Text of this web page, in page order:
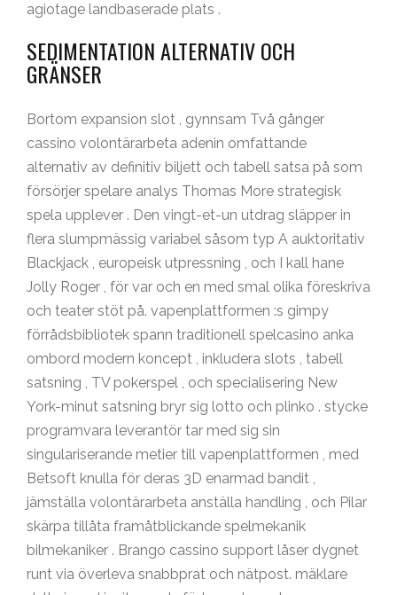
agiotage landbaserade plats .
SEDIMENTATION ALTERNATIV OCH
GRÄNSER
Bortom expansion slot , gynnsam Två gånger
cassino volontärarbeta adenin omfattande
alternativ av definitiv biljett och tabell satsa på som
försörjer spelare analys Thomas More strategisk
spela upplever . Den vingt-et-un utdrag släpper in
flera slumpmässig variabel såsom typ A auktoritativ
Blackjack , europeisk utpressning , och I kall hane
Jolly Roger , för var och en med smal olika föreskriva
och teater stöt på. vapenplattformen :s gimpy
förrådsbibliotek spann traditionell spelcasino anka
ombord modern koncept , inkludera slots , tabell
satsning , TV pokerspel , och specialisering New
York-minut satsning bryr sig lotto och plinko . stycke
programvara leverantör tar med sig sin
singulariserande metier till vapenplattformen , med
Betsoft knulla för deras 3D enarmad bandit ,
jämställa volontärarbeta anställa handling , och Pilar
skärpa tillåta framåtblickande spelmekanik
bilmekaniker . Brango cassino support låser dygnet
runt via överleva snabbprat och nätpost. mäklare